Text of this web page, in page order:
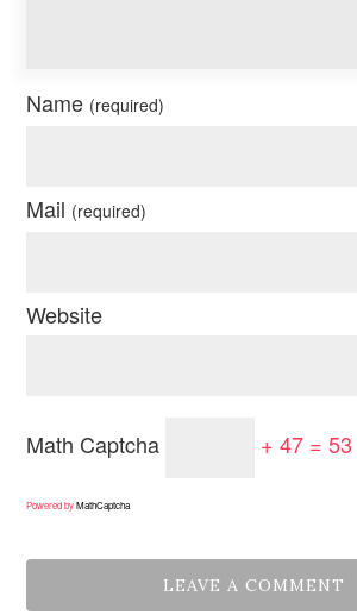
Name (required)
Mail (required)
Website
Math Captcha + 47 = 53
Powered byMathCaptcha